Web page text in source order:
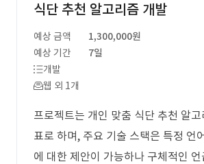
식단 추천 알고리즘 개발
예상 금액
1,300,000원
예상 기간
7일
개발
웹 외 1개
프로젝트는 개인 맞춤 식단 추천 알
표로 하며, 주요 기술 스택은 특정 언
에 대한 제안이 가능하나 구체적인